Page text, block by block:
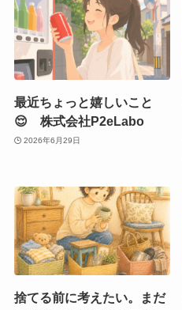
最近ちょっと嬉しいこと
😌 株式会社P2eLabo
2026年6月29日
捨てる前に考えたい。まだ